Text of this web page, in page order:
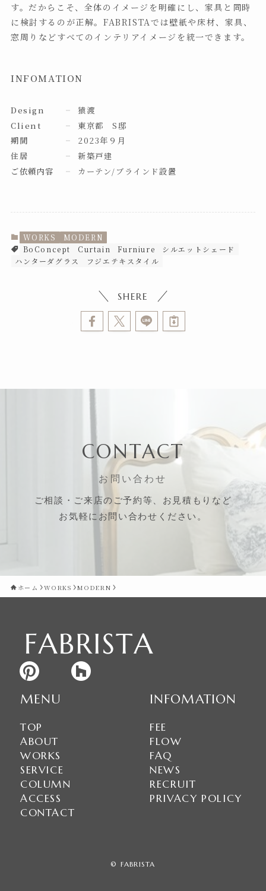
す。だからこそ、全体のイメージを明確にし、家具と同時
に検討するのが正解。FABRISTAでは壁紙や床材、家具、
窓周りなどすべてのインテリアイメージを統一できます。
INFOMATION
Design
猿渡
Client
東京都 S邸
期間
2023年９月
住居
新築戸建
ご依頼内容
カーテン/ブラインド設置
WORKS
MODERN
BoConcept
Curtain Furniure
シルエットシェード
ハンターダグラス
フジエテキスタイル
SHERE
CONTACT
お問い合わせ
ご相談・ご来店のご予約等、お見積もりなど
お気軽にお問い合わせください。
ホーム WORKS MODERN
MENU
TOP
ABOUT
WORKS
SERVICE
COLUMN
ACCESS
CONTACT
INFOMATION
FEE
FLOW
FAQ
NEWS
RECRUIT
PRIVACY POLICY
© FABRISTA